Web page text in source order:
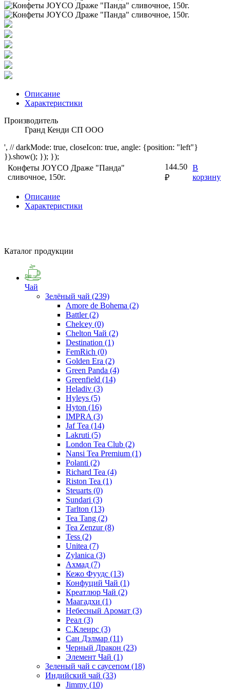
Описание
Характеристики
Производитель
Гранд Кенди СП ООО
', // darkMode: true, closeIcon: true, angle: {position: "left"}
}).show(); }); });
Конфеты JOYCO Драже "Панда"
сливочное, 150г.
144.50
₽
В
корзину
Описание
Характеристики
Каталог продукции
Чай
Зелёный чай (239)
Amore de Bohema (2)
Battler(2)
Chelcey (0)
Chelton Чай (2)
Destination (1)
FemRich (0)
Golden Era (2)
Green Panda (4)
Greenfield (14)
Heladiv (3)
Hyleys (5)
Hyton (16)
IMPRA (3)
Jaf Tea (14)
Lakruti (5)
London Tea Club (2)
Nansi Tea Premium (1)
Polanti (2)
Richard Tea (4)
Riston Tea (1)
Steuarts (0)
Sundari (3)
Tarlton (13)
Tea Tang (2)
Tea Zenzur(8)
Tess (2)
Unitea (7)
Zylanica (3)
Ахмад (7)
Кежо Фуудс (13)
Конфуций Чай (1)
Креатлюр Чай (2)
Маагадхи (1)
Небесный Аромат (3)
Реал (3)
С.Клеирс (3)
Сан Дэлмар (11)
Черный Дракон (23)
Элемент Чай (1)
Зеленый чай с саусепом (18)
Индийский чай (33)
Jimmy (10)